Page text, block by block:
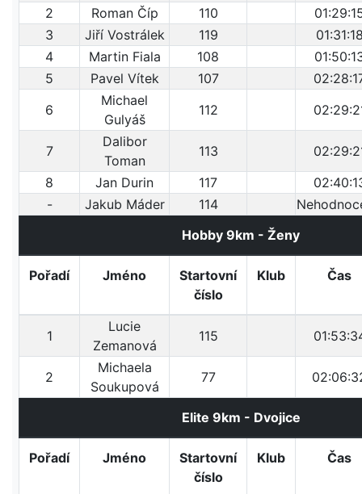
2
Roman Číp 110
3
Jiří Vostrálek 119
4
Martin Fiala 108
5
Pavel Vítek 107
6
Michael
Gulyáš
112
7
Dalibor
Toman
113
8
Jan Durin 117
-
Jakub Máder 114
Hobby 9km - Ženy
Pořadí Jméno
Startovní
číslo
Klub Čas
1
Lucie
Zemanová
115
2
Michaela
Soukupová
77
Elite 9km - Dvojice
Pořadí Jméno
Startovní
číslo
Klub Čas